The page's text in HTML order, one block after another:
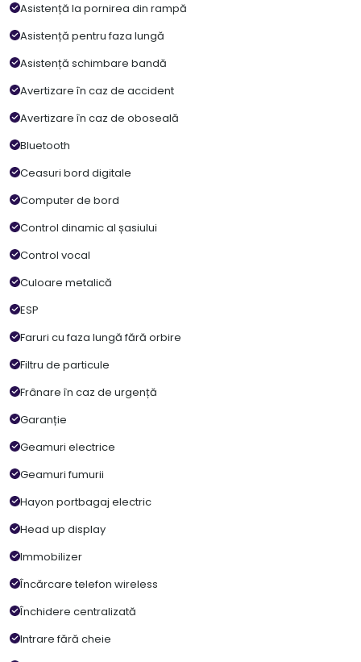
Asistență la pornirea din rampă
Asistență pentru faza lungă
Asistență schimbare bandă
Avertizare în caz de accident
Avertizare în caz de oboseală
Bluetooth
Ceasuri bord digitale
Computer de bord
Control dinamic al șasiului
Control vocal
Culoare metalică
ESP
Faruri cu faza lungă fără orbire
Filtru de particule
Frânare în caz de urgență
Garanție
Geamuri electrice
Geamuri fumurii
Hayon portbagaj electric
Head up display
Immobilizer
Încărcare telefon wireless
Închidere centralizată
Intrare fără cheie